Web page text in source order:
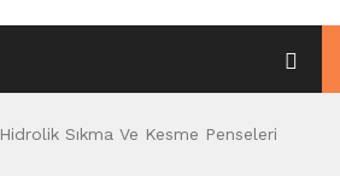
Hidrolik Sıkma Ve Kesme Penseleri